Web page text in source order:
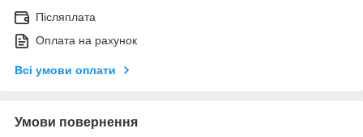
Післяплата
Оплата на рахунок
Всі умови оплати
Умови повернення